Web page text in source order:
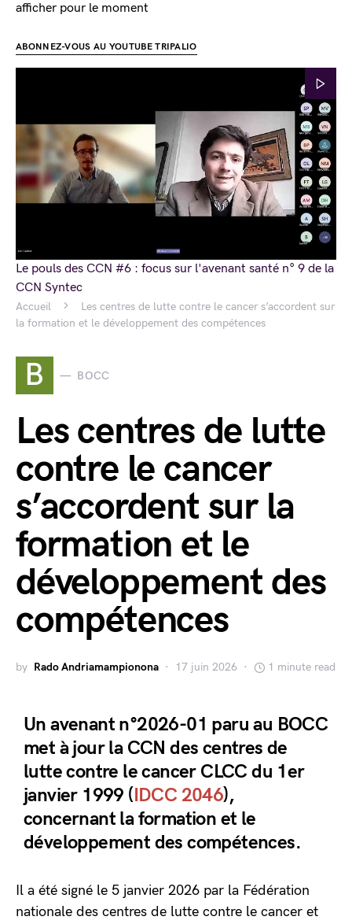
Accueil
Les centres de lutte contre le cancer s’accordent sur
la formation et le développement des compétences
B BOCC
Les centres de lutte
contre le cancer
s’accordent sur la
formation et le
développement des
compétences
by Rado Andriamampionona 17 juin 2026 1 minute read
Un avenant n°2026-01 paru au BOCC
met à jour la CCN des centres de
lutte contre le cancer CLCC du 1er
janvier 1999 (IDCC 2046),
concernant la formation et le
développement des compétences.
Il a été signé le 5 janvier 2026 par la Fédération
nationale des centres de lutte contre le cancer et
afficher pour le moment
ABONNEZ-VOUS AU YOUTUBE TRIPALIO
Le pouls des CCN #6 : focus sur l'avenant santé n° 9 de la
CCN Syntec